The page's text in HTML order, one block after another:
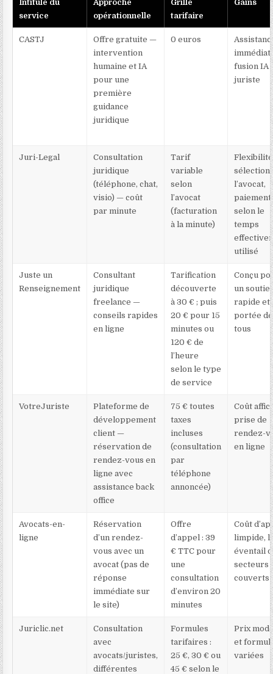
Intitulé du
service
Approche
opérationnelle
Grille
tarifaire
Gains
CASTJ
Offre gratuite —
intervention
humaine et IA
pour une
première
guidance
juridique
0 euros
fusion IA
juriste
Juri-Legal
Consultation
juridique
(téléphone, chat,
visio) — coût
par minute
Tarif
variable
selon
l’avocat
(facturation
à la minute)
sélection
l’avocat,
paiement
selon le
temps
utilisé
Juste un
Renseignement
Consultant
juridique
freelance —
conseils rapides
en ligne
Tarification
découverte
à 30 € ; puis
20 € pour 15
minutes ou
120 € de
l’heure
selon le type
de service
Conçu
un
rapide et
portée de
tous
VotreJuriste
Plateforme de
développement
client —
réservation de
rendez-vous en
ligne avec
assistance back
office
75 € toutes
taxes
incluses
(consultation
par
téléphone
annoncée)
Coût
prise de
rendez-
en ligne
Avocats-en-
ligne
Réservation
d’un rendez-
vous avec un
avocat (pas de
réponse
immédiate sur
le site)
Offre
d’appel : 39
€ TTC pour
une
consultation
d’environ 20
minutes
Coût
limpide,
éventail
secteurs
couverts
Juriclic.net
Consultation
avec
avocats/juristes,
différentes
Formules
tarifaires :
25 €, 30 € ou
45 € selon le
Prix
et
variées